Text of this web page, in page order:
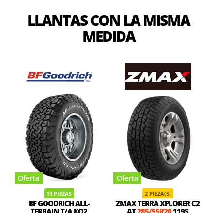
LLANTAS CON LA MISMA
MEDIDA
Oferta
13 PIEZAS
BF GOODRICH ALL-
TERRAIN T/A KO2
Oferta
2 PIEZA(S)
ZMAX TERRA XPLORER C2
AT285/55R20119S